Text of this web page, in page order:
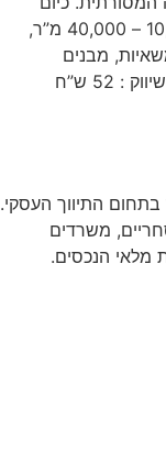
מוצעים בפארק שטחי מרלו”ג נרחבים 10,000 – 40,000 מ”ר,
מבנים
חדשים מודרנים לתחום הלוגיסטיקה. מחיר שיווק : 52 ש”ח
התיווך העסקי.
משרדים
מלאי הנכסים.